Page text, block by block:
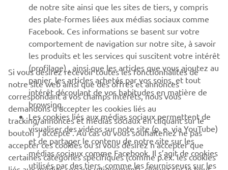
BULLETIN
Soyez le premier à connaître les dernières offres, les événements
spéciaux, les nouveautés et bien plus encore
S'ABONNER
Lisez notre politique de confidentialité pour savoir comment
nous traitons vos données personnelles :Politique de
Confidentialité
de notre site ainsi que les sites de tiers, y compris
des plate-formes liées aux médias sociaux comme
Facebook. Ces informations se basent sur votre
comportement de navigation sur notre site, à savoir
les produits et les services qui suscitent votre intérêt
(profilage) , ainsi que les articles que vous ajoutez au
panier, les articles achetés par vos soins, et tout
intérêt découlant de vos habitudes en matière de
browsing.
Les cookies liés aux médias sociaux permettent de
visualiser des vidéos sur note site (p. e. via YouTube)
et de partager le contenu de notre site sur les
médias sociaux comme Facebook. Il s’agit de cookies
utilisés par des tiers, comme les fournisseurs sur les
Si vous désirez recevoir toutes les fonctionnalités de
notre site web ainsi que des offres et annonces
correspondant à vos champs intérêts, nous vous
demandons d’accepter les cookies liés au
tracking/annonces et médias sociaux en cliquant sur le
bouton ‘j’accepte’. Au cas où vous souhaiteriez ne pas
accepter ces cookies ou si vous désirez n’accepter que
certaines catégories spécifiques (comme p.ex. les cookies